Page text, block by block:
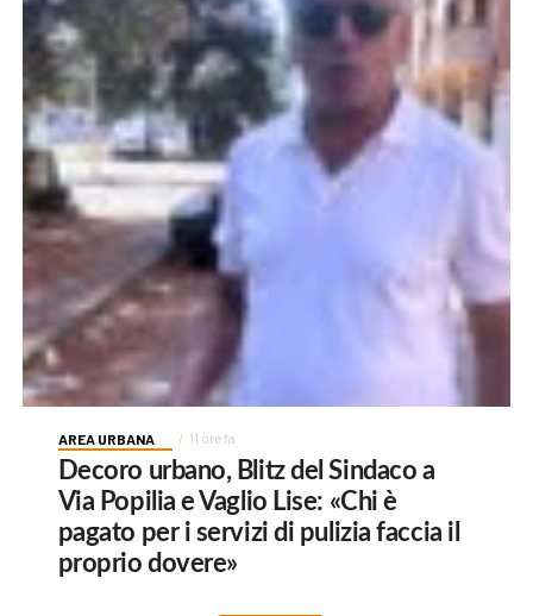
AREA URBANA 11 ore fa
Decoro urbano, Blitz del Sindaco a
Via Popilia e Vaglio Lise: «Chi è
pagato per i servizi di pulizia faccia il
proprio dovere»